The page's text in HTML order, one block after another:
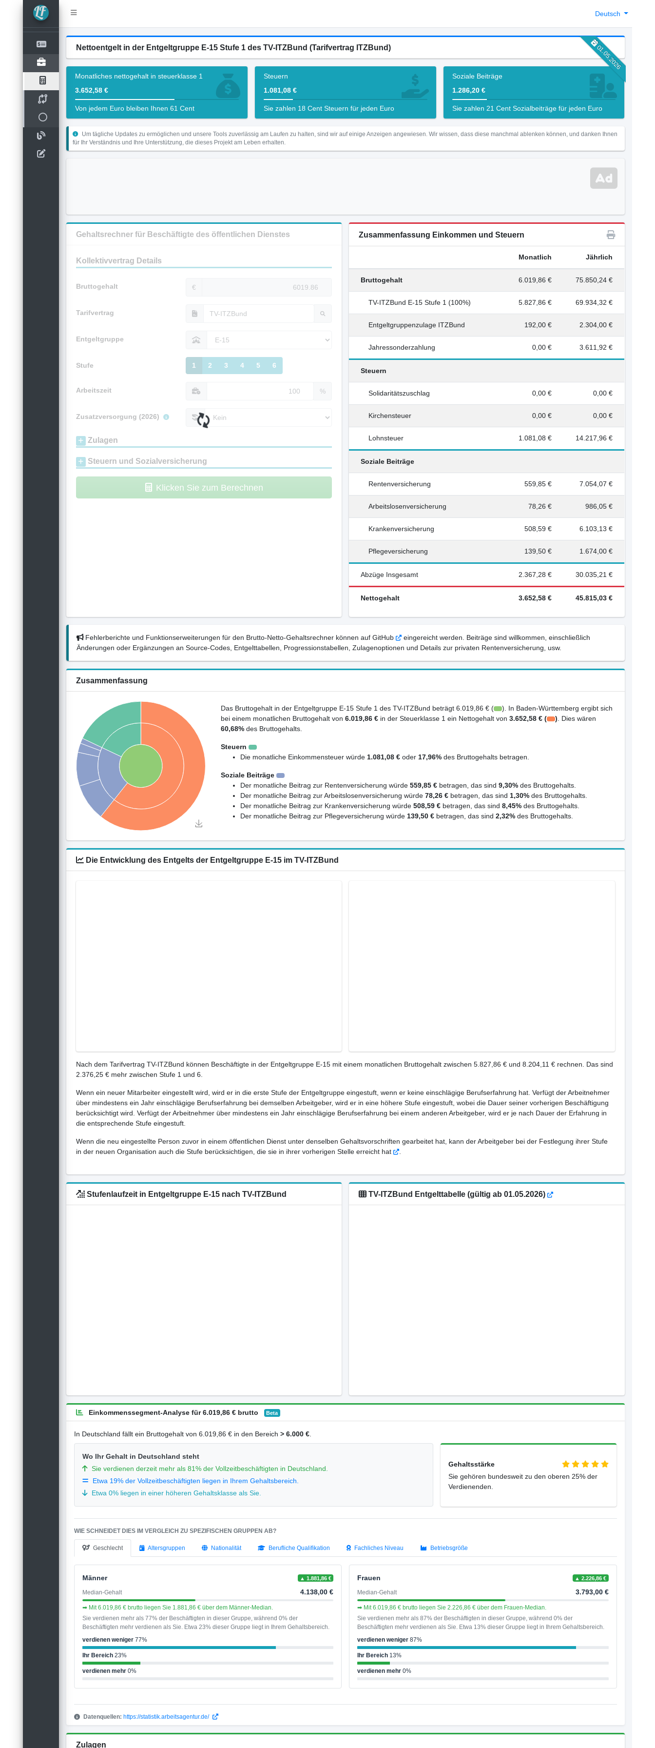
Deutsch
01.05.2026
Nettoentgelt in der Entgeltgruppe E-15 Stufe 1 des TV-ITZBund (Tarifvertrag ITZBund)
Monatliches nettogehalt in steuerklasse 1
3.652,58 €
Von jedem Euro bleiben Ihnen 61 Cent
Steuern
1.081,08 €
Sie zahlen 18 Cent Steuern für jeden Euro
Soziale Beiträge
1.286,20 €
Sie zahlen 21 Cent Sozialbeiträge für jeden Euro
Um tägliche Updates zu ermöglichen und unsere Tools zuverlässig am Laufen zu halten, sind wir auf einige Anzeigen angewiesen. Wir wissen, dass diese manchmal ablenken können, und danken Ihnen
für Ihr Verständnis und Ihre Unterstützung, die dieses Projekt am Leben erhalten.
Gehaltsrechner für Beschäftigte des öffentlichen Dienstes
Kollektivvertrag Details
Bruttogehalt €
Tarifvertrag
Entgeltgruppe
Stufe 1 2 3 4 5 6
Arbeitszeit %
Zusatzversorgung (2026)
Zulagen
Steuern und Sozialversicherung
Klicken Sie zum Berechnen
Zusammenfassung Einkommen und Steuern
Monatlich Jährlich
Bruttogehalt 6.019,86 € 75.850,24 €
TV-ITZBund E-15 Stufe 1 (100%) 5.827,86 € 69.934,32 €
Entgeltgruppenzulage ITZBund 192,00 € 2.304,00 €
Jahressonderzahlung 0,00 € 3.611,92 €
Steuern
Solidaritätszuschlag 0,00 € 0,00 €
Kirchensteuer 0,00 € 0,00 €
Lohnsteuer 1.081,08 € 14.217,96 €
Soziale Beiträge
Rentenversicherung 559,85 € 7.054,07 €
Arbeitslosenversicherung 78,26 € 986,05 €
Krankenversicherung 508,59 € 6.103,13 €
Pflegeversicherung 139,50 € 1.674,00 €
Abzüge Insgesamt 2.367,28 € 30.035,21 €
Nettogehalt 3.652,58 € 45.815,03 €
Fehlerberichte und Funktionserweiterungen für den Brutto-Netto-Gehaltsrechner können auf GitHub
eingereicht werden. Beiträge sind willkommen, einschließlich
Änderungen oder Ergänzungen an Source-Codes, Entgelttabellen, Progressionstabellen, Zulagenoptionen und Details zur privaten Rentenversicherung, usw.
Zusammenfassung
Das Bruttogehalt in der Entgeltgruppe E-15 Stufe 1 des TV-ITZBund beträgt 6.019,86 € (
). In Baden-Württemberg ergibt sich
bei einem monatlichen Bruttogehalt von 6.019,86 €in der Steuerklasse 1 ein Nettogehalt von 3.652,58 € ( ) . Dies wären
60,68%des Bruttogehalts.
Steuern
Die monatliche Einkommensteuer würde 1.081,08 €oder 17,96%des Bruttogehalts betragen.
Soziale Beiträge
Der monatliche Beitrag zur Rentenversicherung würde 559,85 €betragen, das sind 9,30%des Bruttogehalts.
Der monatliche Beitrag zur Arbeitslosenversicherung würde 78,26 €betragen, das sind 1,30%des Bruttogehalts.
Der monatliche Beitrag zur Krankenversicherung würde 508,59 €betragen, das sind 8,45%des Bruttogehalts.
Der monatliche Beitrag zur Pflegeversicherung würde 139,50 €betragen, das sind 2,32%des Bruttogehalts.
Die Entwicklung des Entgelts der Entgeltgruppe E-15 im TV-ITZBund
Nach dem Tarifvertrag TV-ITZBund können Beschäftigte in der Entgeltgruppe E-15 mit einem monatlichen Bruttogehalt zwischen 5.827,86 € und 8.204,11 € rechnen. Das sind
2.376,25 € mehr zwischen Stufe 1 und 6.
Wenn ein neuer Mitarbeiter eingestellt wird, wird er in die erste Stufe der Entgeltgruppe eingestuft, wenn er keine einschlägige Berufserfahrung hat. Verfügt der Arbeitnehmer
über mindestens ein Jahr einschlägige Berufserfahrung bei demselben Arbeitgeber, wird er in eine höhere Stufe eingestuft, wobei die Dauer seiner vorherigen Beschäftigung
berücksichtigt wird. Verfügt der Arbeitnehmer über mindestens ein Jahr einschlägige Berufserfahrung bei einem anderen Arbeitgeber, wird er je nach Dauer der Erfahrung in
die entsprechende Stufe eingestuft.
Wenn die neu eingestellte Person zuvor in einem öffentlichen Dienst unter denselben Gehaltsvorschriften gearbeitet hat, kann der Arbeitgeber bei der Festlegung ihrer Stufe
in der neuen Organisation auch die Stufe berücksichtigen, die sie in ihrer vorherigen Stelle erreicht hat
Stufenlaufzeit in Entgeltgruppe E-15 nach TV-ITZBund TV-ITZBund Entgelttabelle (gültig ab 01.05.2026)
Einkommenssegment-Analyse für 6.019,86 € brutto Beta
In Deutschland fällt ein Bruttogehalt von 6.019,86 € in den Bereich> 6.000 €
Wo Ihr Gehalt in Deutschland steht
Sie verdienen derzeit mehr als 81% der Vollzeitbeschäftigten in Deutschland.
Etwa 19% der Vollzeitbeschäftigten liegen in Ihrem Gehaltsbereich.
Etwa 0% liegen in einer höheren Gehaltsklasse als Sie.
Gehaltsstärke
Sie gehören bundesweit zu den oberen 25% der
Verdienenden.
WIE SCHNEIDET DIES IM VERGLEICH ZU SPEZIFISCHEN GRUPPEN AB?
Geschlecht Altersgruppen Nationalität Berufliche Qualifikation Fachliches Niveau Betriebsgröße
Männer ▲ 1.881,86 €
Median-Gehalt 4.138,00 €
➡ Mit 6.019,86 € brutto liegen Sie 1.881,86 € über dem Männer-Median.
Sie verdienen mehr als 77% der Beschäftigten in dieser Gruppe, während 0% der
Beschäftigten mehr verdienen als Sie. Etwa 23% dieser Gruppe liegt in Ihrem Gehaltsbereich.
verdienen weniger 77%
Ihr Bereich 23%
verdienen mehr 0%
Frauen ▲ 2.226,86 €
Median-Gehalt 3.793,00 €
➡ Mit 6.019,86 € brutto liegen Sie 2.226,86 € über dem Frauen-Median.
Sie verdienen mehr als 87% der Beschäftigten in dieser Gruppe, während 0% der
Beschäftigten mehr verdienen als Sie. Etwa 13% dieser Gruppe liegt in Ihrem Gehaltsbereich.
verdienen weniger 87%
Ihr Bereich 13%
verdienen mehr 0%
Datenquellen: https://statistik.arbeitsagentur.de/
Zulagen